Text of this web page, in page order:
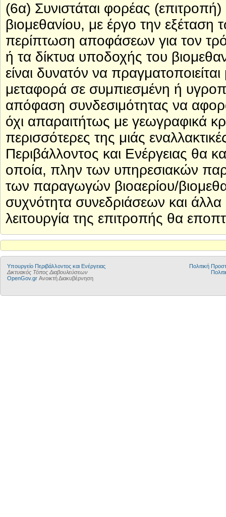
(6α) Συνιστάται φορέας
βιομεθανίου, με έργο την
περίπτωση αποφάσεων για τον
ή τα δίκτυα υποδοχής του
είναι δυνατόν να
μεταφορά σε συμπιεσμένη ή
απόφαση συνδεσιμότητας να
όχι απαραιτήτως με γεωγραφικά
περισσότερες της μιάς
Περιβάλλοντος και Ενέργειας θα
οποία, πλην των υπηρεσιακών
των παραγωγών βιοαερίου/
συχνότητα συνεδριάσεων και
λειτουργία της επιτροπής θα
Yπουργείο Περιβάλλοντος και Ενέργειας
Δικτυακός Τόπος Διαβουλεύσεων
OpenGov.gr Ανοικτή Διακυβέρνηση
Πολιτική